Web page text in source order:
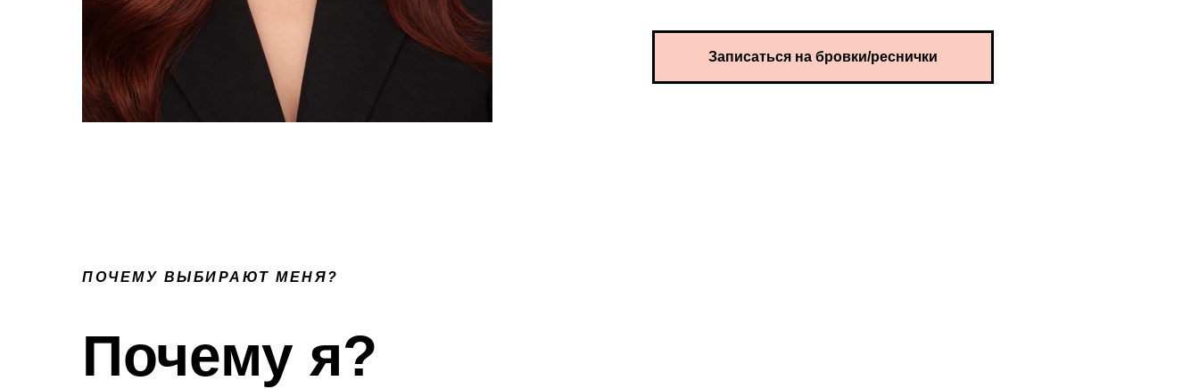
Записаться на бровки/реснички
ПОЧЕМУ ВЫБИРАЮТ МЕНЯ?
Почему я?